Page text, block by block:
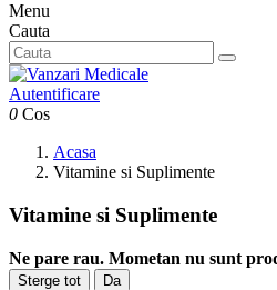
Menu
Cauta
Autentificare
0 Cos
Acasa
Vitamine si Suplimente
Vitamine si Suplimente
Ne pare rau. Mometan nu sunt
Sterge tot Da